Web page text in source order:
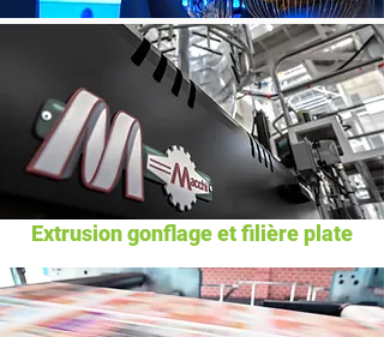
Extrusion gonflage et filière plate